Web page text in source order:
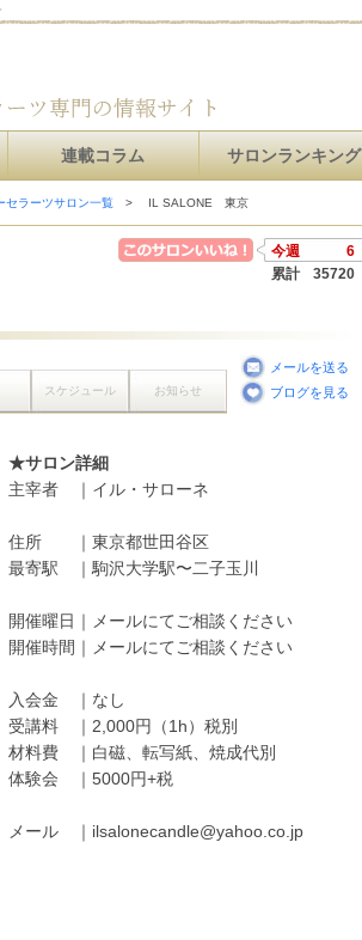
連載コラム サロンランキング
セラーツサロン一覧 IL SALONE 東京
今週
6
累計
35720
スケジュール お知らせ
メールを送る
ブログを見る
★サロン詳細
主宰者 ｜イル・サローネ
住所 ｜東京都世田谷区
最寄駅 ｜駒沢大学駅〜二子玉川
開催曜日｜メールにてご相談ください
開催時間｜メールにてご相談ください
入会金 ｜なし
受講料 ｜2,000円（1h）税別
材料費 ｜白磁、転写紙、焼成代別
体験会 ｜5000円+税
メール ｜ilsalonecandle@yahoo.co.jp